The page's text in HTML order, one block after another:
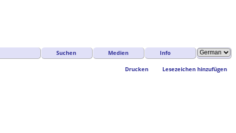
Suchen Medien Info
Drucken Lesezeichen hinzufügen